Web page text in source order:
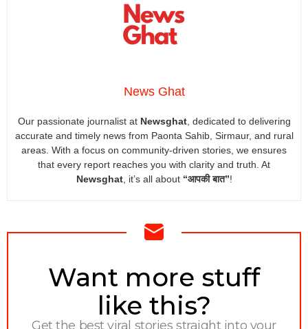
News Ghat
Our passionate journalist at Newsghat, dedicated to delivering
accurate and timely news from Paonta Sahib, Sirmaur, and rural
areas. With a focus on community-driven stories, we ensures
that every report reaches you with clarity and truth. At
Newsghat, it’s all about “आपकी बात”!
NEWSLETTER
Want more stuff
like this?
Get the best viral stories straight into your